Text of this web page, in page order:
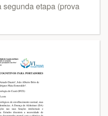
etapa (prova